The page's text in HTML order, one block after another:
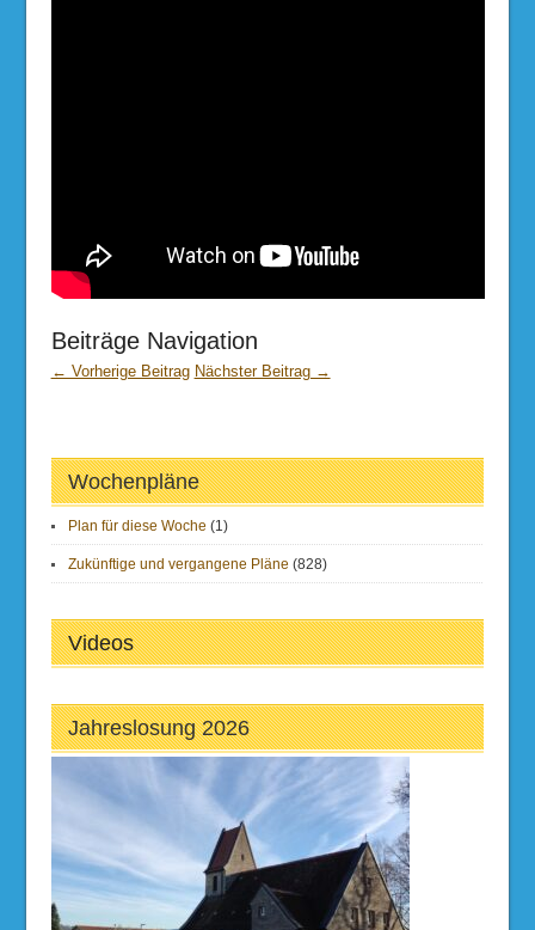
Beiträge Navigation
← Vorherige Beitrag Nächster Beitrag →
Wochenpläne
Plan für diese Woche (1)
Zukünftige und vergangene Pläne (828)
Videos
Jahreslosung 2026